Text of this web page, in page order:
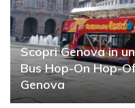
Scopri Genova in
Bus Hop-On Hop-
Genova